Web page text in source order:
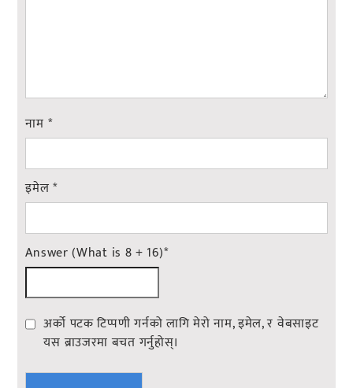
नाम *
इमेल*
Answer (What is 8 + 16)*
अर्को पटक टिप्पणी गर्नको लागि मेरो नाम, इमेल, र वेबसाइट
यस ब्राउजरमा बचत गर्नुहोस्।